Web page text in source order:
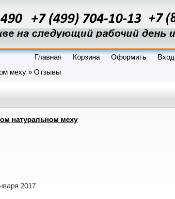
Главная Корзина Оформить
Вход
меху » Отзывы
натуральном меху
2017